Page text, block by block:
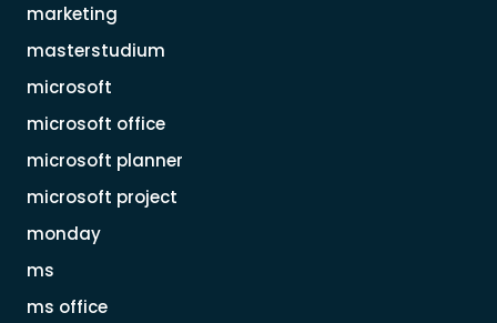
marketing
masterstudium
microsoft
microsoft office
microsoft planner
microsoft project
monday
ms
ms office